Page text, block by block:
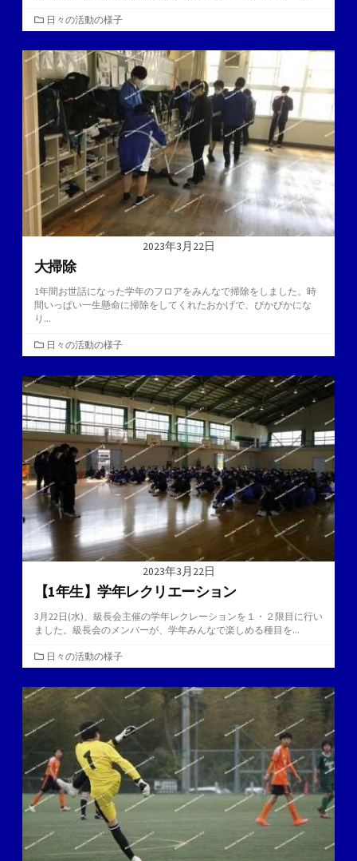
カ
テ
ゴ
リ
ー
日々の活動の様子
2023年3月22日
大掃除
1年間お世話になった学年のフロアをみんなで掃除をしました。時
間いっぱい一生懸命に掃除をしてくれたおかげで、ぴかぴかにな
り...
カ
テ
ゴ
リ
ー
日々の活動の様子
2023年3月22日
【1年生】学年レクリエーション
3月22日(水)、級長会主催の学年レクレーションを１・２限目に行い
ました。級長会のメンバーが、学年みんなで楽しめる種目を...
カ
テ
ゴ
リ
ー
日々の活動の様子